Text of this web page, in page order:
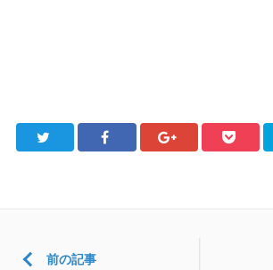
Twitter FacebookGoogle+Pocket
前の記事